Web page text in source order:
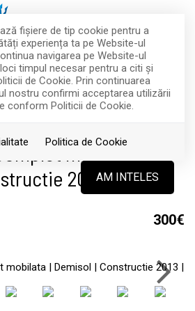
fişiere de tip cookie pentru a
experiența ta pe Website-ul
navigarea pe Website-ul
timpul necesar pentru a citi și
de Cookie. Prin continuarea
nostru confirmi acceptarea utilizării
conform Politicii de Cookie.
Politica de Cookie
AM INTELES
Bucuresti Iancului
nu mai este activ !
mobilata |
2013 |
300€
INCHIRIAT